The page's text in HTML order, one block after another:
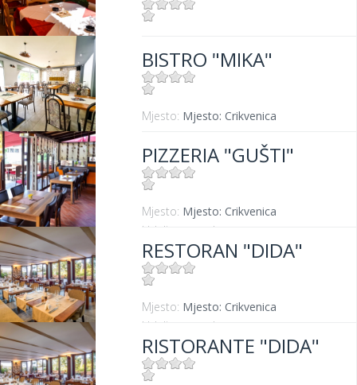
Udaljenost od mora:10 m
BISTRO "MIKA"
Mjesto: Mjesto: Crikvenica
PIZZERIA "GUŠTI"
Mjesto: Mjesto: Crikvenica
Udaljenost od mora:
RESTORAN "DIDA"
Mjesto: Mjesto: Crikvenica
Udaljenost od mora:
RISTORANTE "DIDA"